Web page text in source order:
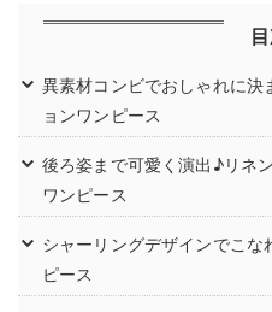
異素材コンビでおしゃれに
ョンワンピース
後ろ姿まで可愛く演出♪リネ
ワンピース
シャーリングデザインでこ
ピース